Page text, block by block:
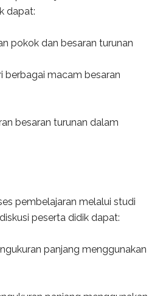
dapat:
pokok dan besaran turunan
berbagai macam besaran
besaran turunan dalam
pembelajaran melalui studi
peserta didik dapat:
panjang menggunakan